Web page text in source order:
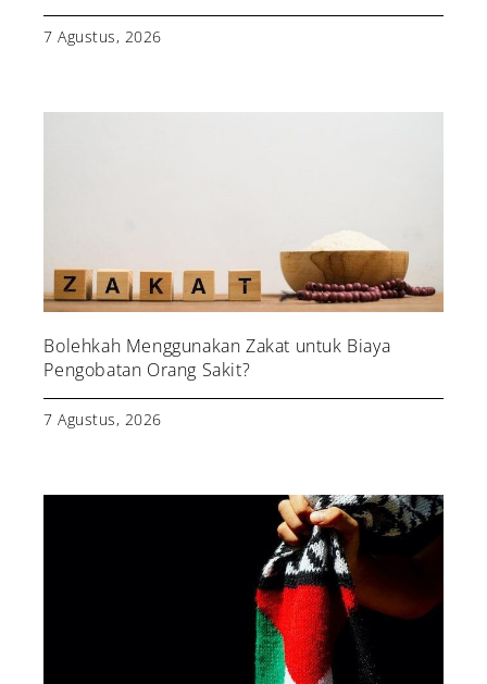
7 Agustus, 2026
Bolehkah Menggunakan Zakat untuk Biaya
Pengobatan Orang Sakit?
7 Agustus, 2026